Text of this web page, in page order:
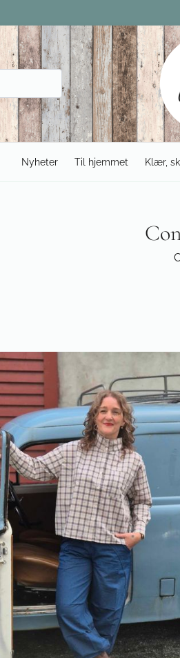
Til hjemmet Klær,
Nyheter